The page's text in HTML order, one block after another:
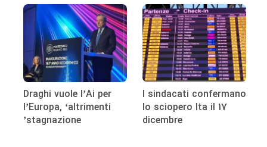
Draghi vuole l’Ai per
l’Europa, ‘altrimenti
stagnazione’
I sindacati confermano
lo sciopero Ita il 17
dicembre